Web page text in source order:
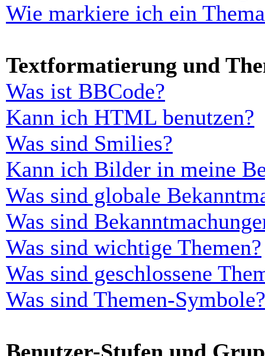
Wie markiere ich ein
Textformatierung und
Was ist BBCode?
Kann ich HTML benutzen?
Was sind Smilies?
Kann ich Bilder in meine
Was sind globale
Was sind
Was sind wichtige Themen?
Was sind geschlossene
Was sind Themen-Symbole?